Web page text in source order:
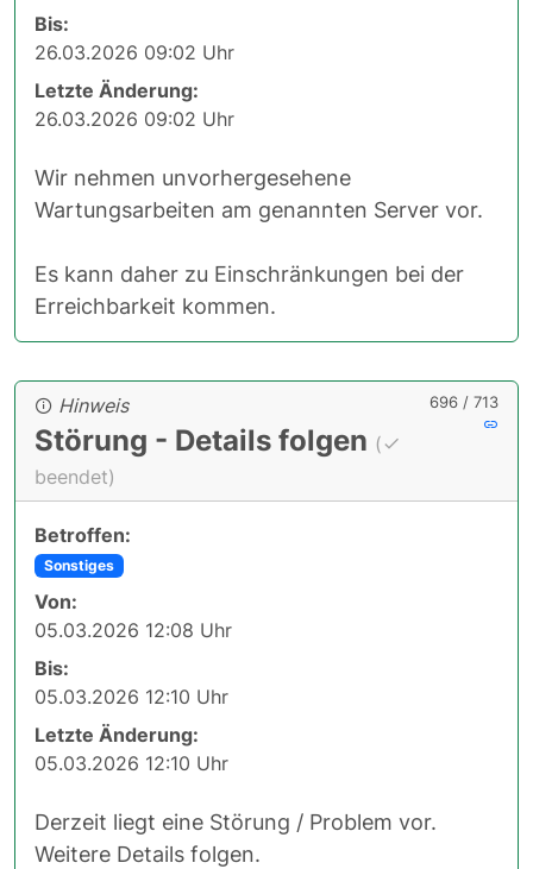
Bis:
26.03.2026 09:02 Uhr
Letzte Änderung:
26.03.2026 09:02 Uhr
Wir nehmen unvorhergesehene
Wartungsarbeiten am genannten Server vor.
Es kann daher zu Einschränkungen bei der
Erreichbarkeit kommen.
696 / 713
Hinweis
Störung - Details folgen (
beendet)
Betroffen:
Sonstiges
Von:
05.03.2026 12:08 Uhr
Bis:
05.03.2026 12:10 Uhr
Letzte Änderung:
05.03.2026 12:10 Uhr
Derzeit liegt eine Störung / Problem vor.
Weitere Details folgen.